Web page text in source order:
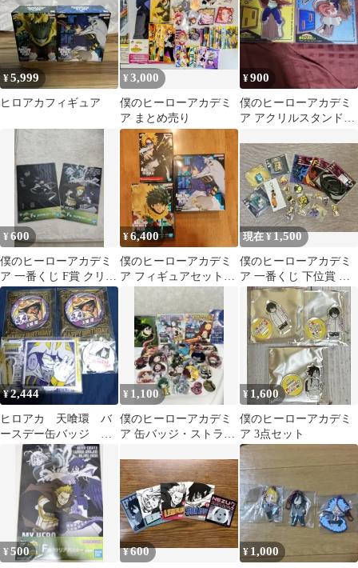
¥5,999
ヒロアカフィギュア
¥3,000
僕のヒーローアカデミ
ア まとめ売り
¥900
僕のヒーローアカデミ
ア アクリルスタンドセ
¥600
僕のヒーローアカデミ
ア 一番くじ F賞 クリア
ポスター 2枚セット
¥6,400
僕のヒーローアカデミ
ア フィギュアセット
現在 ¥1,500
僕のヒーローアカデミ
ア 一番くじ 下位賞 ま
とめ売り ヒロアカ キー
ホルダー
¥2,444
ヒロアカ 天喰環 バ
ースデー缶バッジ 原
作 名場面ジオラマ
限定品 セット
¥ 1,100
僕のヒーローアカデミ
ア 缶バッジ・ストラッ
¥ 1,600
僕のヒーローアカデミ
ア 3点セット
¥500 ¥600 ¥ 1,000